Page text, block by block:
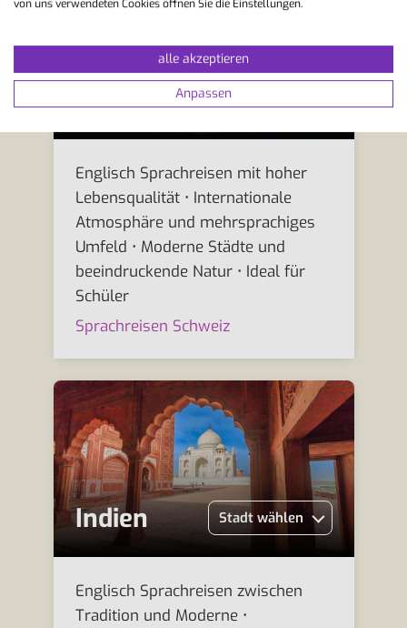
Schweiz Stadt wählen
Englisch Sprachreisen mit hoher
Lebensqualität • Internationale
Atmosphäre und mehrsprachiges
Umfeld • Moderne Städte und
beeindruckende Natur • Ideal für
Schüler
Sprachreisen Schweiz
Indien Stadt wählen
Englisch Sprachreisen zwischen
Tradition und Moderne •
von uns verwendeten Cookies öffnen Sie die Einstellungen.
alle akzeptieren
Anpassen